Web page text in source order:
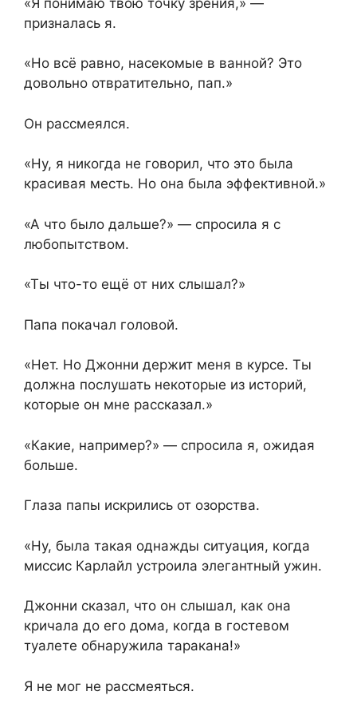
призналась я.
«Но всё равно, насекомые в ванной? Это
довольно отвратительно, пап.»
Он рассмеялся.
«Ну, я никогда не говорил, что это была
красивая месть. Но она была эффективной.»
«А что было дальше?» — спросила я с
любопытством.
«Ты что-то ещё от них слышал?»
Папа покачал головой.
«Нет. Но Джонни держит меня в курсе. Ты
должна послушать некоторые из историй,
которые он мне рассказал.»
«Какие, например?» — спросила я, ожидая
больше.
Глаза папы искрились от озорства.
«Ну, была такая однажды ситуация, когда
миссис Карлайл устроила элегантный ужин.
Джонни сказал, что он слышал, как она
кричала до его дома, когда в гостевом
туалете обнаружила таракана!»
Я не мог не рассмеяться.